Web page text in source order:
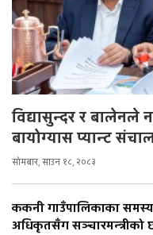
विद्यासुन्दर र
बायोग्यास प्यान्ट
सोमबार, साउन १८, २०८३
ककनी गाउँपालिकाका
अधिकृतसँग